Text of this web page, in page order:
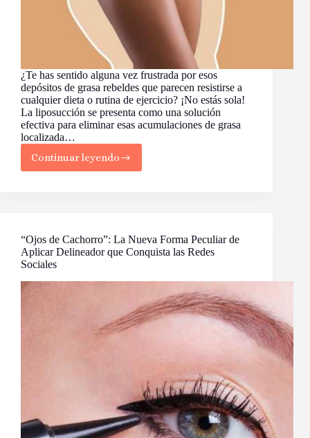
¿Te has sentido alguna vez frustrada por esos
depósitos de grasa rebeldes que parecen resistirse a
cualquier dieta o rutina de ejercicio? ¡No estás sola!
La liposucción se presenta como una solución
efectiva para eliminar esas acumulaciones de grasa
localizada…
Continuar leyendo
Liposucción:
Esculpiendo
Confianza
“Ojos de Cachorro”: La Nueva Forma Peculiar de
Aplicar Delineador que Conquista las Redes
Sociales